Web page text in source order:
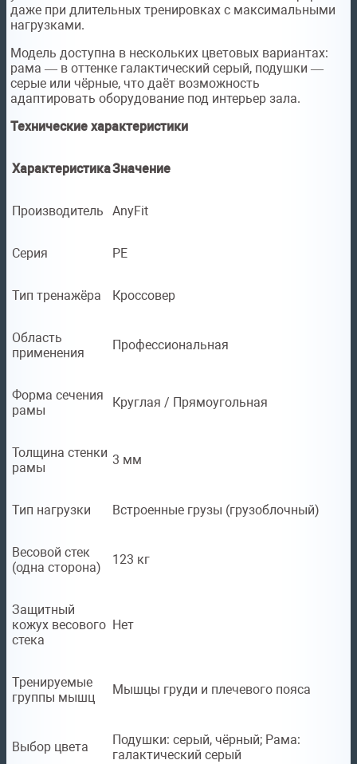
даже при длительных тренировках с максимальными
нагрузками.
Модель доступна в нескольких цветовых вариантах:
рама — в оттенке галактический серый, подушки —
серые или чёрные, что даёт возможность
адаптировать оборудование под интерьер зала.
Технические характеристики
ХарактеристикаЗначение
Производитель AnyFit
Серия PE
Тип тренажёра Кроссовер
Область
применения
Профессиональная
Форма сечения
рамы
Круглая / Прямоугольная
Толщина стенки
рамы
3 мм
Тип нагрузки Встроенные грузы (грузоблочный)
Весовой стек
(одна сторона)
123 кг
Защитный
кожух весового
стека
Нет
Тренируемые
группы мышц
Мышцы груди и плечевого пояса
Выбор цвета
Подушки: серый, чёрный; Рама:
галактический серый